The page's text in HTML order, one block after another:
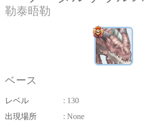
勒泰晤勒
ベース
レベル
: 130
出現場所
: None